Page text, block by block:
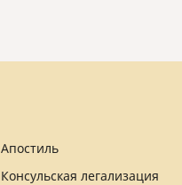
Апостиль
Консульская легализация